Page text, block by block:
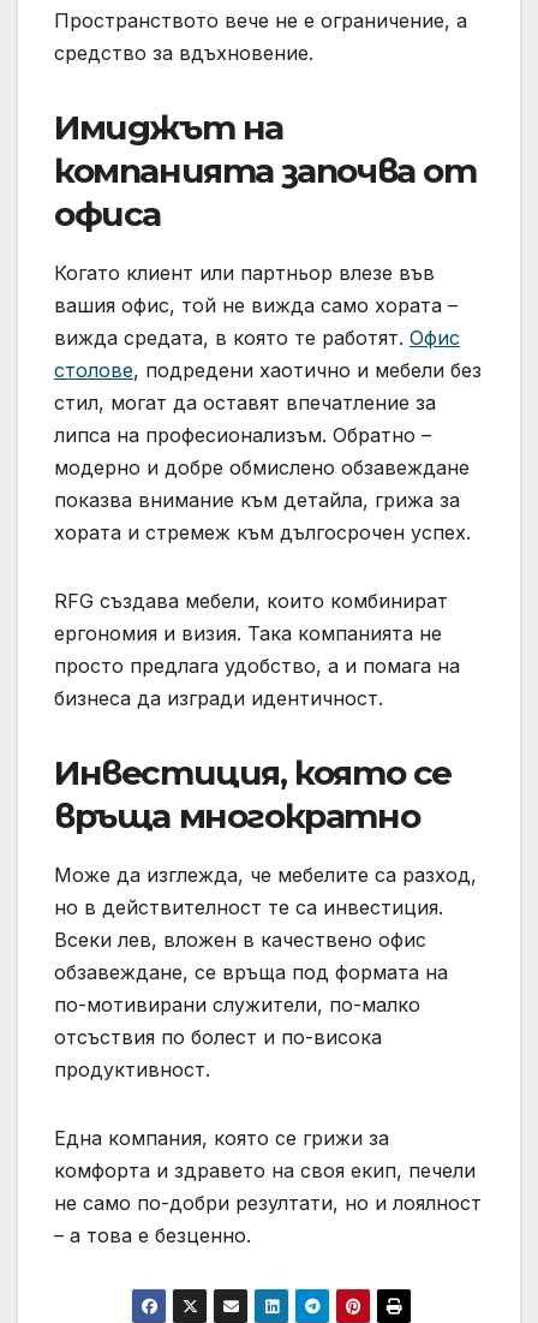
Пространството вече не е ограничение, а
средство за вдъхновение.
Имиджът на
компанията започва от
офиса
Когато клиент или партньор влезе във
вашия офис, той не вижда само хората –
вижда средата, в която те работят. Офис
столове, подредени хаотично и мебели без
стил, могат да оставят впечатление за
липса на професионализъм. Обратно –
модерно и добре обмислено обзавеждане
показва внимание към детайла, грижа за
хората и стремеж към дългосрочен успех.
RFG създава мебели, които комбинират
ергономия и визия. Така компанията не
просто предлага удобство, а и помага на
бизнеса да изгради идентичност.
Инвестиция, която се
връща многократно
Може да изглежда, че мебелите са разход,
но в действителност те са инвестиция.
Всеки лев, вложен в качествено офис
обзавеждане, се връща под формата на
по-мотивирани служители, по-малко
отсъствия по болест и по-висока
продуктивност.
Една компания, която се грижи за
комфорта и здравето на своя екип, печели
не само по-добри резултати, но и лоялност
– а това е безценно.